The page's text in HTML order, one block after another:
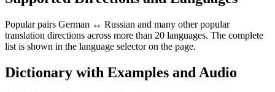
Popular pairs German ↔ Russian and many other popular
translation directions across more than 20 languages. The complete
list is shown in the language selector on the page.
Dictionary with Examples and Audio